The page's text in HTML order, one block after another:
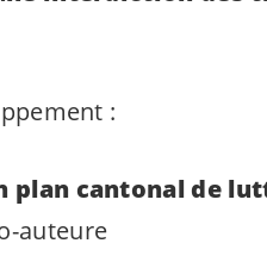
:
plan cantonal de
auteure